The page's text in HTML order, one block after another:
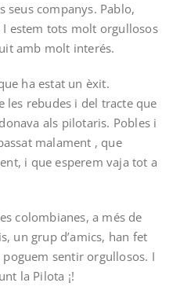
seus companys. Pablo,
I estem tots molt orgullosos
amb molt interés.
ha estat un èxit.
les rebudes i del tracte que
als pilotaris. Pobles i
malament , que
i que esperem vaja tot a
colombianes, a més de
un grup d’amics, han fet
sentir orgullosos. I
la Pilota ¡!